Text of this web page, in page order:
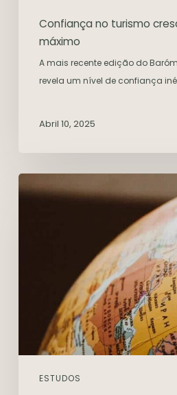
Confiança no turismo
máximo
A mais recente edição do
revela um nível de confiança
Abril 10, 2025
ESTUDOS